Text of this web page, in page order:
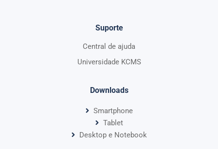
Suporte
Central de ajuda
Universidade KCMS
Downloads
Smartphone
Tablet
Desktop e Notebook